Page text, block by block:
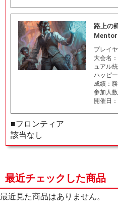
路上の
Mentor
プレイヤ
大会名：
ュアル
ハッピ
成績：
参加人数
開催日：
■フロンティア
該当なし
最近チェックした商品
最近見た商品はありません。